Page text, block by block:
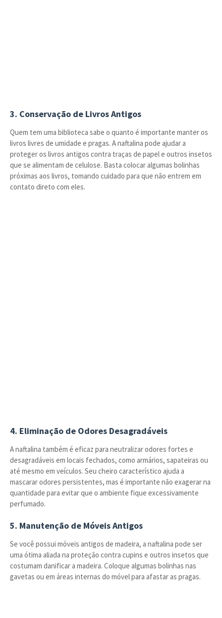
3. Conservação de Livros Antigos
Quem tem uma biblioteca sabe o quanto é importante manter os
livros livres de umidade e pragas. A naftalina pode ajudar a
proteger os livros antigos contra traças de papel e outros insetos
que se alimentam de celulose. Basta colocar algumas bolinhas
próximas aos livros, tomando cuidado para que não entrem em
contato direto com eles.
4. Eliminação de Odores Desagradáveis
A naftalina também é eficaz para neutralizar odores fortes e
desagradáveis em locais fechados, como armários, sapateiras ou
até mesmo em veículos. Seu cheiro característico ajuda a
mascarar odores persistentes, mas é importante não exagerar na
quantidade para evitar que o ambiente fique excessivamente
perfumado.
5. Manutenção de Móveis Antigos
Se você possui móveis antigos de madeira, a naftalina pode ser
uma ótima aliada na proteção contra cupins e outros insetos que
costumam danificar a madeira. Coloque algumas bolinhas nas
gavetas ou em áreas internas do móvel para afastar as pragas.